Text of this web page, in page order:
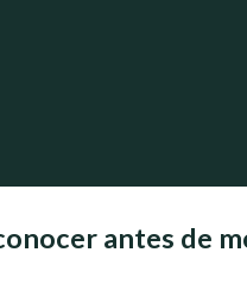
antes de